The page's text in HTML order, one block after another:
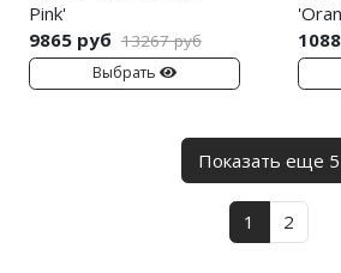
Pink'
9865 руб 13267 руб
Выбрать
Показать еще 5
1 2